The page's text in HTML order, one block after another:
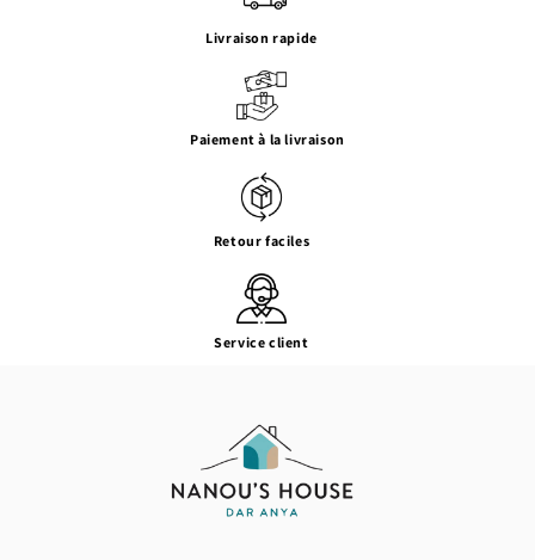
Livraison rapide
Paiement à la livraison
Retour faciles
Service client